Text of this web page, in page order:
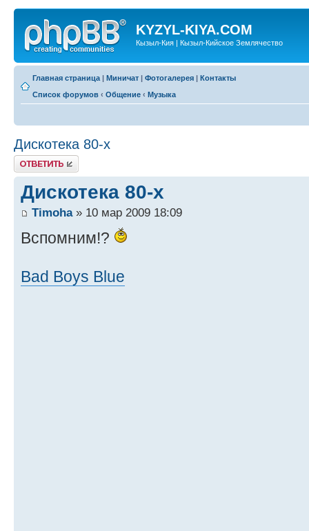
KYZYL-KIYA.COM
Кызыл-Кия | Кызыл-Кийское Землячество
Главная страница | Миничат | Фотогалерея | Контакты
Список форумов ‹ Общение ‹ Музыка
Дискотека 80-х
Ответить
Дискотека 80-х
Timoha» 10 мар 2009 18:09
Вспомним!?
Bad Boys Blue